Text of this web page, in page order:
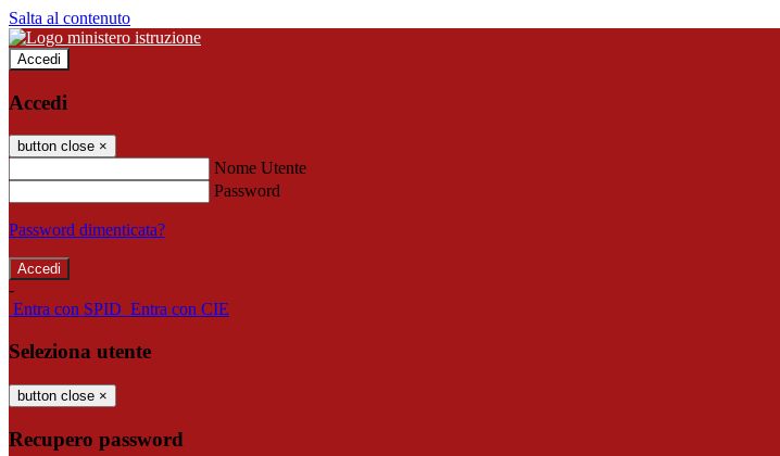
Salta al contenuto
Accedi
Accedi
button close ×
Nome Utente
Password
Password dimenticata?
-
Entra con SPID Entra con CIE
Seleziona utente
button close ×
Recupero password